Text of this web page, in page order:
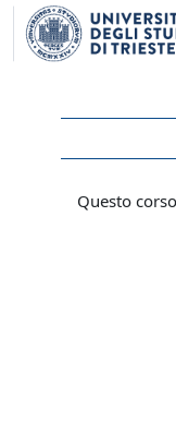
Vai al contenuto
Questo